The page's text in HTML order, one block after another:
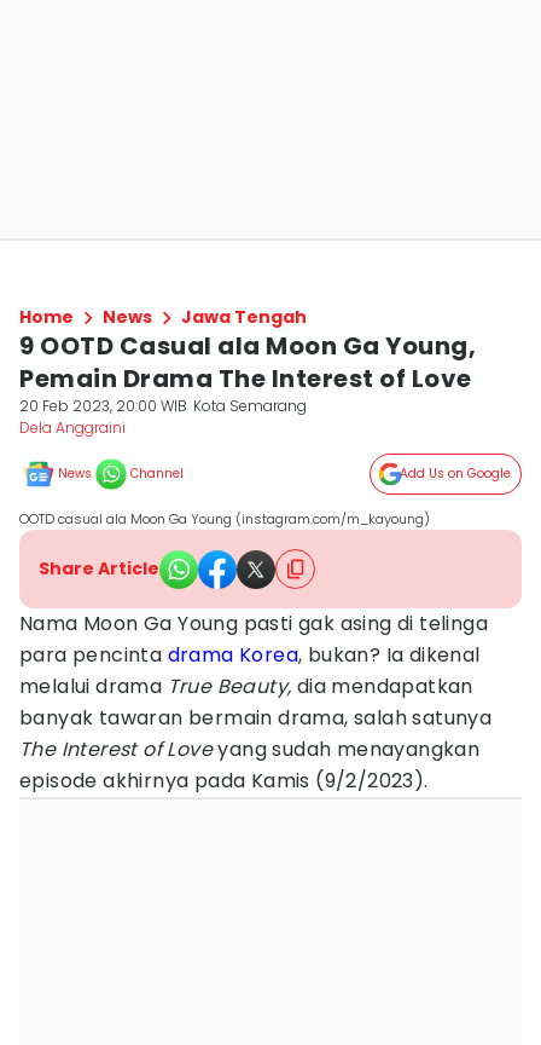
Home News Jawa Tengah
9 OOTD Casual ala Moon Ga Young,
Pemain Drama The Interest of Love
20 Feb 2023, 20:00 WIB Kota Semarang
Dela Anggraini
News Channel Add Us on Google
OOTD casual ala Moon Ga Young (instagram.com/m_kayoung)
Share Article
Nama Moon Ga Young pasti gak asing di telinga
para pencinta drama Korea, bukan? Ia dikenal
melalui drama True Beauty, dia mendapatkan
banyak tawaran bermain drama, salah satunya
The Interest of Loveyang sudah menayangkan
episode akhirnya pada Kamis (9/2/2023).